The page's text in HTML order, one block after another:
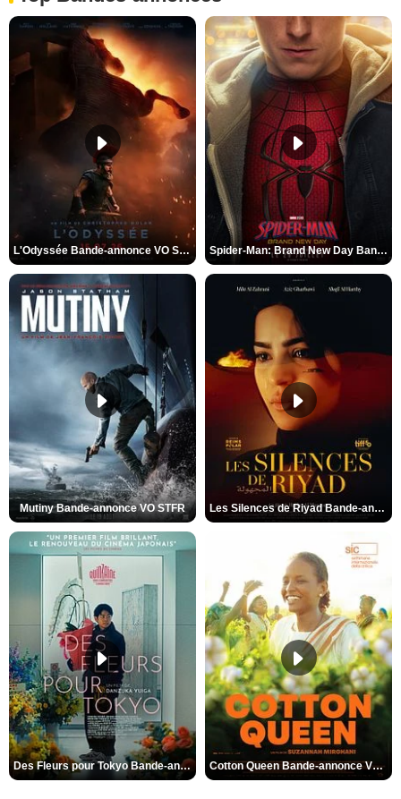
L'Odyssée Bande-annonce VO STFR Spider-Man: Brand New Day Bande-annonce VO STFR
Mutiny Bande-annonce VO STFR Les Silences de Riyad Bande-annonce VO STFR
Des Fleurs pour Tokyo Bande-annonce VO STFR Cotton Queen Bande-annonce VO STFR